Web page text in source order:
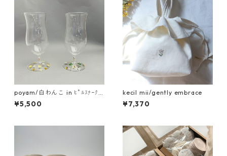
poyam/白わんこ in ﾋﾟﾙｽﾅｰｸﾞ
ﾗｽ
¥5,500
kecil mii/gently embrace
¥7,370